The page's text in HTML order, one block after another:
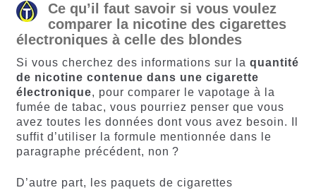
Ce qu’il faut savoir si vous voulez
comparer la nicotine des cigarettes
électroniques à celle des blondes
Si vous cherchez des informations sur la quantité
de nicotine contenue dans une cigarette
électronique, pour comparer le vapotage à la
fumée de tabac, vous pourriez penser que vous
avez toutes les données dont vous avez besoin. Il
suffit d’utiliser la formule mentionnée dans le
paragraphe précédent, non ?
D’autre part, les paquets de cigarettes